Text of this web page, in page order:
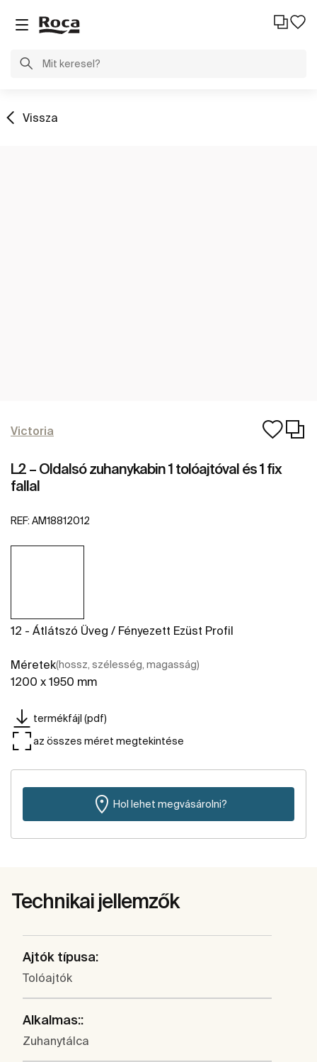
Vissza
Victoria
L2 – Oldalsó zuhanykabin 1 tolóajtóval és 1 fix
fallal
REF: AM18812012
12 - Átlátszó Üveg / Fényezett Ezüst Profil
Méretek(hossz, szélesség, magasság)
1200 x 1950 mm
termékfájl (pdf)
az összes méret megtekintése
Hol lehet megvásárolni?
Technikai jellemzők
Ajtók típusa:
Tolóajtók
Alkalmas::
Zuhanytálca